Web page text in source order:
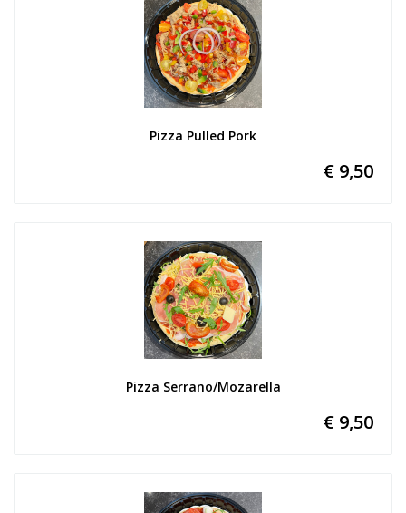
Pizza Pulled Pork
€ 9,50
Pizza Serrano/Mozarella
€ 9,50